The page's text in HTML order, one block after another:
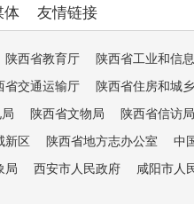
体 友情链接
陕西省教育厅 陕西省工业和信
省交通运输厅 陕西省住房和城
陕西省文物局 陕西省信访局
新区 陕西省地方志办公室 中
局 西安市人民政府 咸阳市人